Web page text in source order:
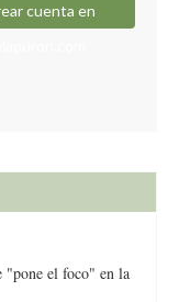
cuenta en
"pone el foco" en la